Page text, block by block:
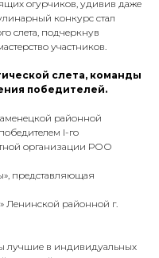
огурчиков, удивив даже
конкурс стал
слета, подчеркнув
участников.
слета, команды
победителей.
районной
I-го
организации РОО
представляющая
Ленинской районной г.
лучшие в индивидуальных